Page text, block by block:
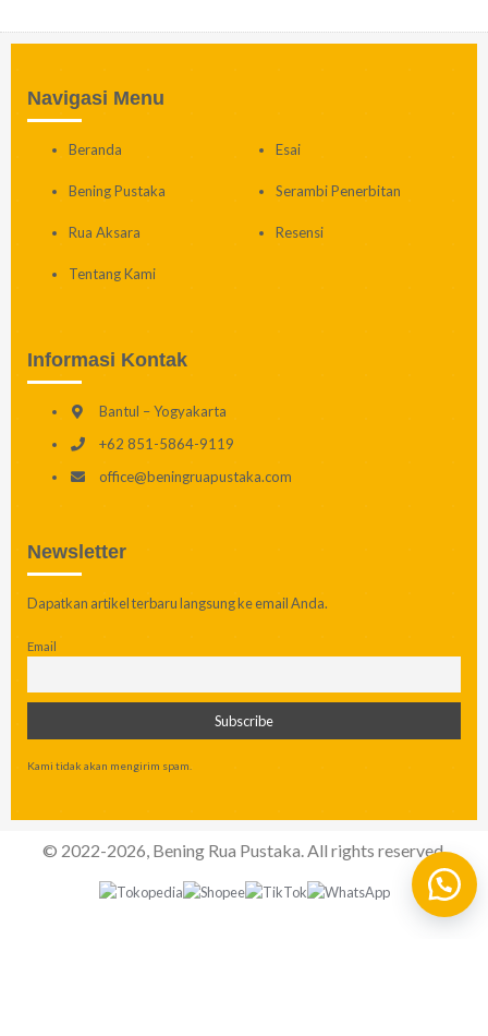
Navigasi Menu
Beranda Esai
Bening Pustaka Serambi Penerbitan
Rua Aksara Resensi
Tentang Kami
Informasi Kontak
Bantul – Yogyakarta
+62 851-5864-9119
office@beningruapustaka.com
Newsletter
Dapatkan artikel terbaru langsung ke email Anda.
Email
Kami tidak akan mengirim spam.
© 2022-2026, Bening Rua Pustaka. All rights reserved.